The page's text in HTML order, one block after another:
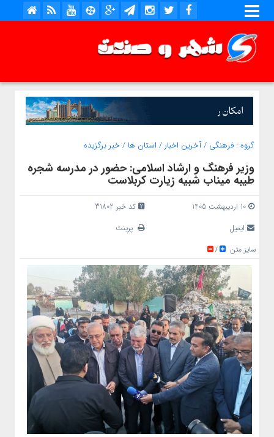
گروه : فرهنگی /آخرین اخبار / استان ها /خبر برگزیده
وزیر فرهنگ و ارشاد اسلامی: حضور در مدرسه شجره
طیبه میناب شبیه زیارت کربلاست
10 اردیبهشت 1405
کد خبر 31802
ایمیل
پرینت
سایز متن
/